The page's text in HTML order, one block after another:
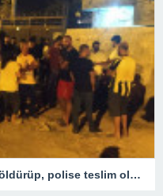
Eşini ve 3 kızını pompalı tüfekle öldürüp, polise teslim oldu – Son Dakika Türkiye Haberleri